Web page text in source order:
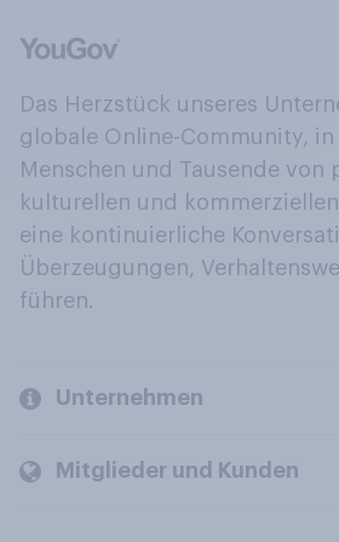
Das Herzstück unseres
globale Online-Community,
Menschen und Tausende von
kulturellen und
eine kontinuierliche
Überzeugungen,
führen.
Unternehmen
Mitglieder und Kunden